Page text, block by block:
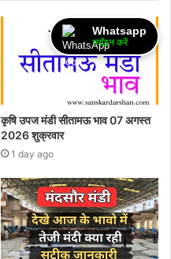
कृषि उपज मंडी सीतामऊ भाव 07 अगस्त
2026 शुक्रवार
1 day ago
Whatsapp
ज्वॉइन करें